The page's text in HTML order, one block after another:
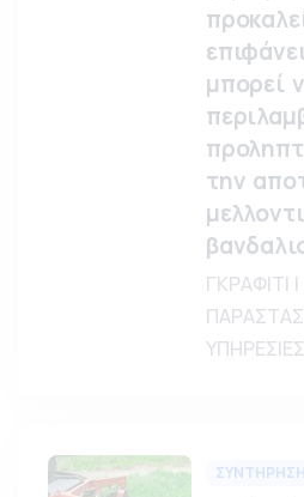
μπορεί
την
ΓΚΡΑΦΙΤΙ |